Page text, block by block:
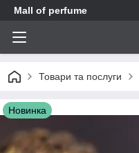
Mall of perfume
Товари та послуги
Новинка